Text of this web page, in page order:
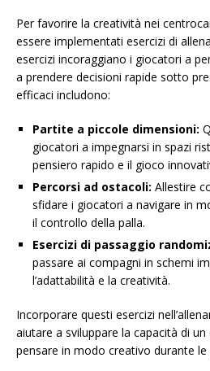
Per favorire la creatività nei
essere implementati esercizi di
esercizi incoraggiano i giocatori a
a prendere decisioni rapide sotto
efficaci includono:
Partite a piccole dimensioni:
giocatori a impegnarsi in spazi
pensiero rapido e il gioco
Percorsi ad ostacoli: Allestire
sfidare i giocatori a navigare in
il controllo della palla.
Esercizi di passaggio
passare ai compagni in schemi
l’adattabilità e la creatività.
Incorporare questi esercizi
aiutare a sviluppare la capacità di
pensare in modo creativo durante le